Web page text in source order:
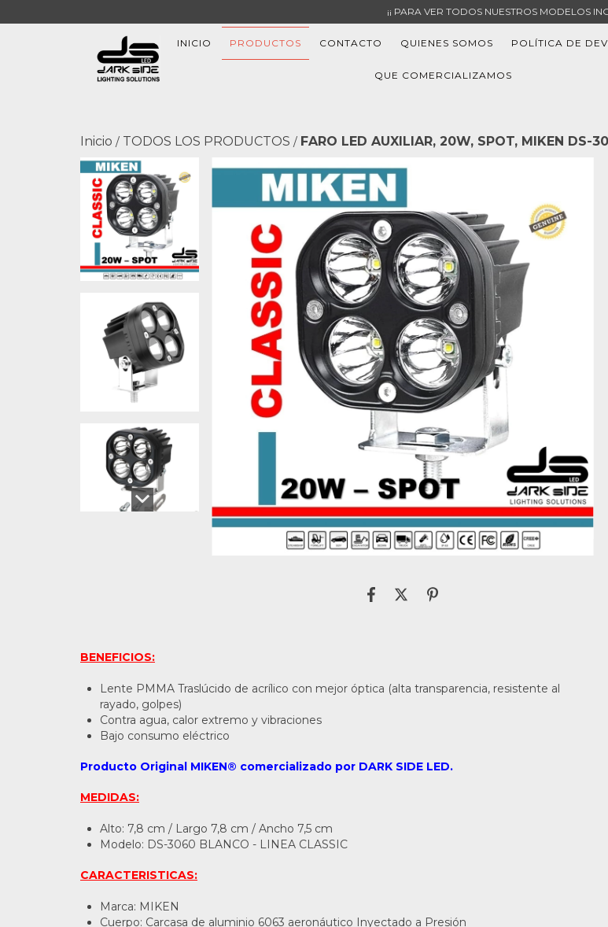
¡¡ PARA VER TODOS NUESTROS MODELOS
INICIO PRODUCTOS CONTACTO QUIENES SOMOS POLÍTICA DE
QUE COMERCIALIZAMOS
Inicio / TODOS LOS PRODUCTOS / FARO LED AUXILIAR, 20W, SPOT, MIKEN DS-
BENEFICIOS:
Lente PMMA Traslúcido de acrílico con mejor óptica (alta transparencia, resistente al
rayado, golpes)
Contra agua, calor extremo y vibraciones
Bajo consumo eléctrico
Producto Original MIKEN® comercializado por DARK SIDE LED.
MEDIDAS:
Alto: 7,8 cm / Largo 7,8 cm / Ancho 7,5 cm
Modelo: DS-3060 BLANCO - LINEA CLASSIC
CARACTERISTICAS:
Marca: MIKEN
Cuerpo: Carcasa de aluminio 6063 aeronáutico Inyectado a Presión